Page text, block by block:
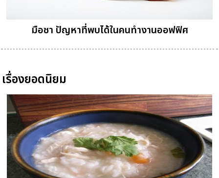
มือชา ปัญหาที่พบได้ในคนทำงานออฟฟิศ
เรื่องยอดนิยม